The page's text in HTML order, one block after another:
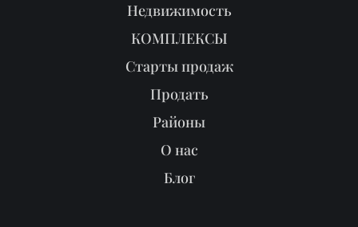
Недвижимость
КОМПЛЕКСЫ
Старты продаж
Продать
Районы
О нас
Блог